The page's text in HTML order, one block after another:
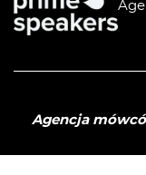
Agencja